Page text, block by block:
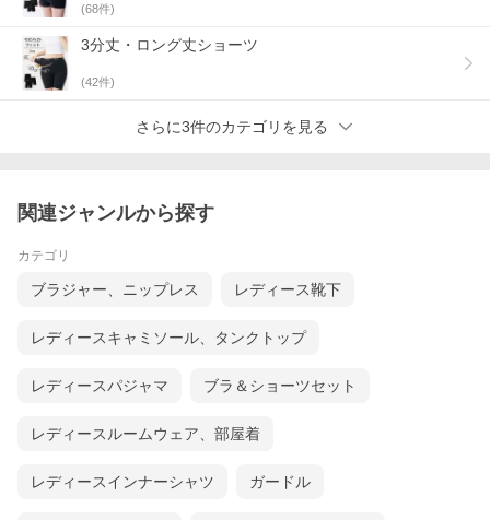
(68件)
3分丈・ロング丈ショーツ
(42件)
さらに3件のカテゴリを見る
関連ジャンルから探す
カテゴリ
ブラジャー、ニップレス レディース靴下
レディースキャミソール、タンクトップ
レディースパジャマ ブラ＆ショーツセット
レディースルームウェア、部屋着
レディースインナーシャツ ガードル